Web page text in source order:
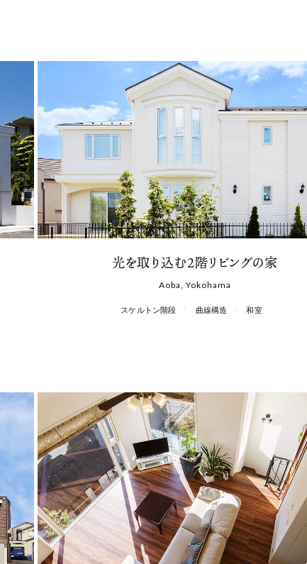
光を取り込む２階リビングの家
Aoba, Yokohama
スケルトン階段 曲線構造 和室